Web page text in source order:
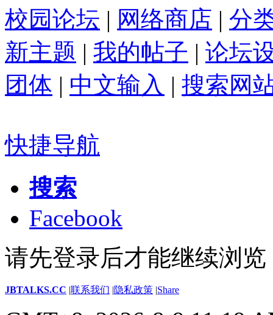
校园论坛 | 网络商店 | 分
新主题 | 我的帖子 | 论坛
团体 | 中文输入 | 搜索网
快捷导航
搜索
Facebook
请先登录后才能继续浏览
JBTALKS.CC |联系我们 |隐私政策 |Share